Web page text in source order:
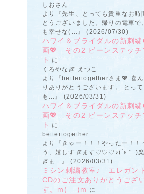
しおさん
より『先生、とっても貴重なお時
とうございました。帰りの電車で
も幸せな(...』 (2026/07/30)
ハワイ＆ブライダルの新刺繍
画💖 その2 ビーンステッチ
ト
に
くろやなぎ えつこ
より『bettertogetherさま💖 喜ん
りありがとうございます。 とって
も...』 (2026/03/31)
ハワイ＆ブライダルの新刺繍
画💖 その2 ビーンステッチ
ト
に
bettertogether
より『きゃー！！！やったー！！
う、嬉しすぎます♡♡♡♪(´ε｀ )
ぎま...』 (2026/03/31)
ミシン刺繍教室♪ エレガン
CDのご注文ありがとうござ
す。m(__)m に